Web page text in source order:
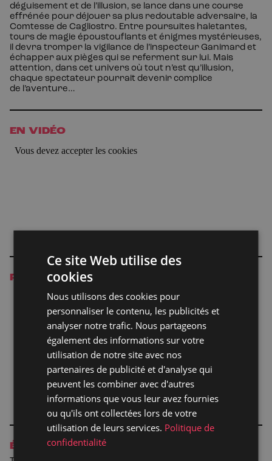
déguisement et de l’illusion, se lance dans une course
effrénée pour déjouer sa plus redoutable adversaire, la
Comtesse de Cagliostro. Entre poursuites haletantes,
tours de magie époustouflants et énigmes mystérieuses,
il devra tromper la vigilance de l’inspecteur Ganimard et
échapper aux pièges qui se referment sur lui. Mais
attention, dans cet univers où tout n’est qu’illusion,
chaque spectateur pourrait devenir complice
de l’aventure…
EN VIDÉO
PODCAST
ÉQUIPE ARTISTIQUE
Ce site Web utilise des
cookies
Nous utilisons des cookies pour
personnaliser le contenu, les publicités et
analyser notre trafic. Nous partageons
également des informations sur votre
utilisation de notre site avec nos
partenaires de publicité et d'analyse qui
peuvent les combiner avec d'autres
informations que vous leur avez fournies
ou qu'ils ont collectées lors de votre
utilisation de leurs services. Politique de
confidentialité